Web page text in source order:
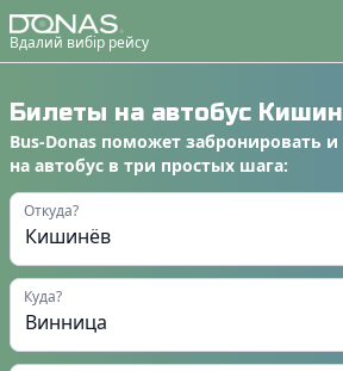
Вдалий вибір рейсу
Билеты на автобус
Bus-Donas поможет забронировать и
на автобус в три простых шага:
Откуда?
Куда?